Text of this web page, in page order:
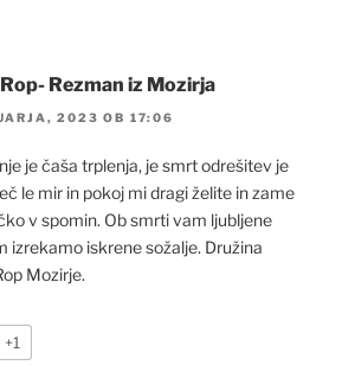
Rezman iz Mozirja
2023 OB 17:06
je čaša trplenja, je smrt odrešitev je
le mir in pokoj mi dragi želite in zame
v spomin. Ob smrti vam ljubljene
izrekamo iskrene sožalje. Družina
Mozirje.
+1